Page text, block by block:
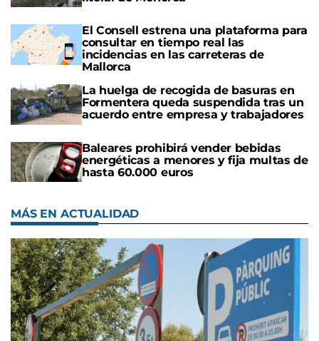
El Consell estrena una plataforma para
consultar en tiempo real las
incidencias en las carreteras de
Mallorca
La huelga de recogida de basuras en
Formentera queda suspendida tras un
acuerdo entre empresa y trabajadores
Baleares prohibirá vender bebidas
energéticas a menores y fija multas de
hasta 60.000 euros
MÁS EN ACTUALIDAD